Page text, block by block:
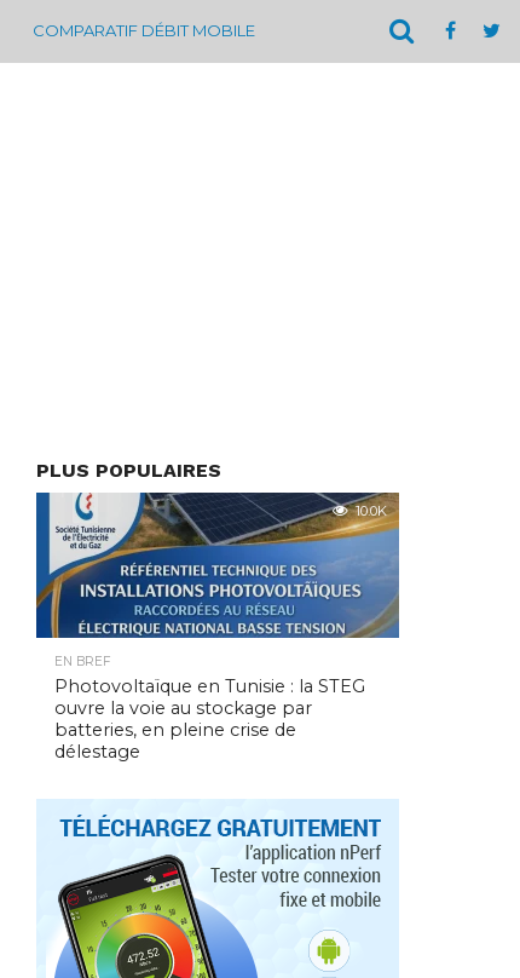
COMPARATIF DÉBIT MOBILE
PLUS POPULAIRES
10.0K
EN BREF
Photovoltaïque en Tunisie : la STEG
ouvre la voie au stockage par
batteries, en pleine crise de
délestage